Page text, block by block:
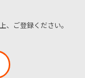
、ご登録ください。